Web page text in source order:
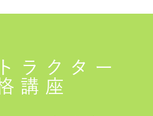
ラクター
講座